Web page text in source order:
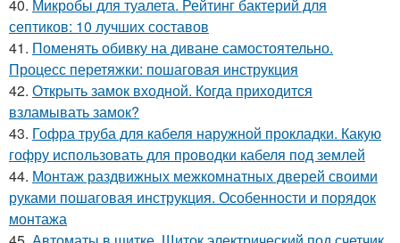
40. Микробы для туалета. Рейтинг бактерий для
септиков: 10 лучших составов
41. Поменять обивку на диване самостоятельно.
Процесс перетяжки: пошаговая инструкция
42. Открыть замок входной. Когда приходится
взламывать замок?
43. Гофра труба для кабеля наружной прокладки. Какую
гофру использовать для проводки кабеля под землей
44. Монтаж раздвижных межкомнатных дверей своими
руками пошаговая инструкция. Особенности и порядок
монтажа